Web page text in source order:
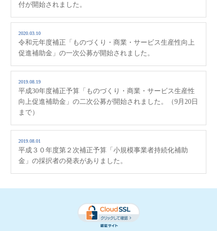
付が開始されました。
2020.03.10
令和元年度補正「ものづくり・商業・サービス生産性向上
促進補助金」の一次公募が開始されました。
2019.08.19
平成30年度補正予算「ものづくり・商業・サービス生産性
向上促進補助金」の二次公募が開始されました。（9月20日
まで）
2019.08.01
平成３０年度第２次補正予算「小規模事業者持続化補助
金」の採択者の発表がありました。